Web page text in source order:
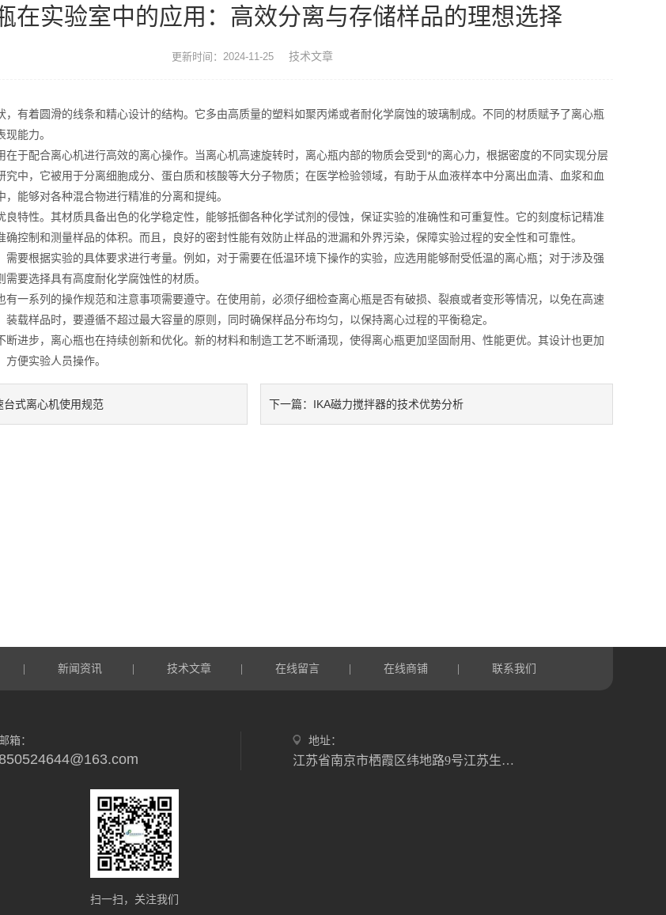
在实验室中的应用：高效分离与存储样品的理想选择
更新时间：2024-11-25 技术文章
着圆滑的线条和精心设计的结构。它多由高质量的塑料如聚丙烯或者耐化学腐蚀的玻璃制成。不同的材质赋予了离心瓶
能力。
在于配合离心机进行高效的离心操作。当离心机高速旋转时，离心瓶内部的物质会受到*的离心力，根据密度的不同实现分层
究中，它被用于分离细胞成分、蛋白质和核酸等大分子物质；在医学检验领域，有助于从血液样本中分离出血清、血浆和血
能够对各种混合物进行精准的分离和提纯。
性。其材质具备出色的化学稳定性，能够抵御各种化学试剂的侵蚀，保证实验的准确性和可重复性。它的刻度标记精准
确控制和测量样品的体积。而且，良好的密封性能有效防止样品的泄漏和外界污染，保障实验过程的安全性和可靠性。
根据实验的具体要求进行考量。例如，对于需要在低温环境下操作的实验，应选用能够耐受低温的离心瓶；对于涉及强
需要选择具有高度耐化学腐蚀性的材质。
系列的操作规范和注意事项需要遵守。在使用前，必须仔细检查离心瓶是否有破损、裂痕或者变形等情况，以免在高速
装载样品时，要遵循不超过最大容量的原则，同时确保样品分布均匀，以保持离心过程的平衡稳定。
步，离心瓶也在持续创新和优化。新的材料和制造工艺不断涌现，使得离心瓶更加坚固耐用、性能更优。其设计也更加
便实验人员操作。
台式离心机使用规范 下一篇： IKA磁力搅拌器的技术优势分析
新闻资讯 技术文章 在线留言 在线商铺 联系我们
邮箱： 地址：
江苏省南京市栖霞区纬地路9号江苏生命科技创新园B3幢
扫一扫，关注我们